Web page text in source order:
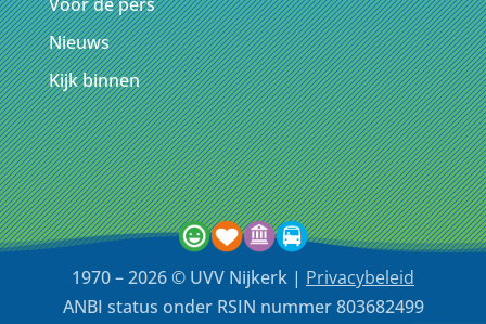
Nieuws
Kijk binnen
1970 – 2026 © UVV Nijkerk | Privacybeleid
ANBI status onder RSIN nummer 803682499